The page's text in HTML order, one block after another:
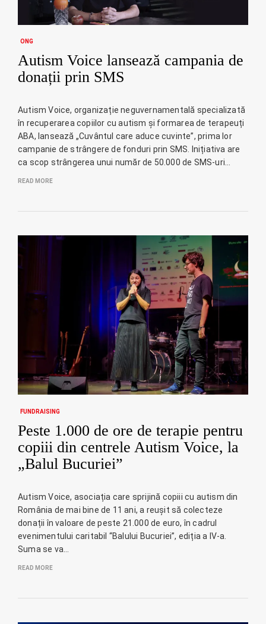
ONG
Autism Voice lansează campania de
donații prin SMS
Autism Voice, organizație neguvernamentală specializată
în recuperarea copiilor cu autism și formarea de terapeuți
ABA, lansează „Cuvântul care aduce cuvinte”, prima lor
campanie de strângere de fonduri prin SMS. Inițiativa are
ca scop strângerea unui număr de 50.000 de SMS-uri…
READ MORE
FUNDRAISING
Peste 1.000 de ore de terapie pentru
copiii din centrele Autism Voice, la
„Balul Bucuriei”
Autism Voice, asociația care sprijină copiii cu autism din
România de mai bine de 11 ani, a reușit să colecteze
donații în valoare de peste 21.000 de euro, în cadrul
evenimentului caritabil “Balului Bucuriei”, ediția a IV-a.
Suma se va…
READ MORE